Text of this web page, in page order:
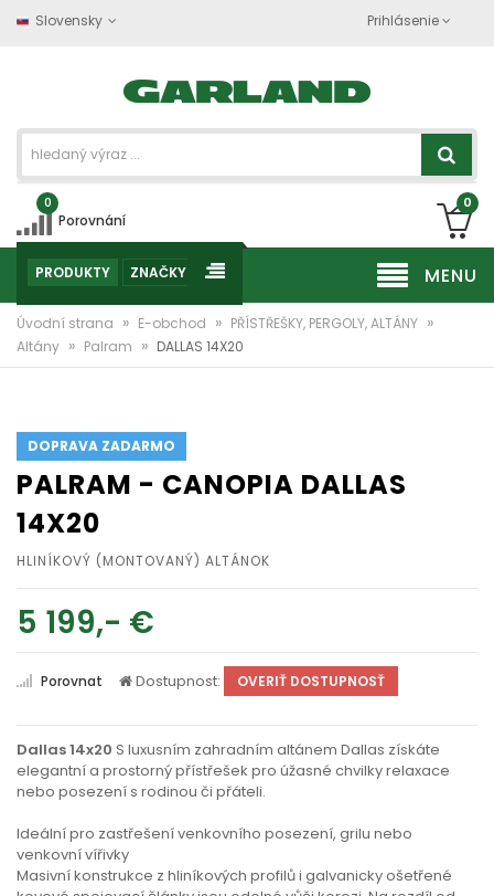
Slovensky Prihlásenie
0
Porovnání
0
MENU
PRODUKTY ZNAČKY
Úvodní strana » E-obchod » PŘÍSTŘEŠKY, PERGOLY, ALTÁNY »
Altány » Palram » DALLAS 14X20
DOPRAVA ZADARMO
PALRAM - CANOPIA DALLAS
14X20
HLINÍKOVÝ (MONTOVANÝ) ALTÁNOK
5 199,- €
Porovnat Dostupnost: OVERIŤ DOSTUPNOSŤ
Dallas 14x20 S luxusním zahradním altánem Dallas získáte
elegantní a prostorný přístřešek pro úžasné chvilky relaxace
nebo posezení s rodinou či přáteli.
Ideální pro zastřešení venkovního posezení, grilu nebo
venkovní vířivky
Masivní konstrukce z hliníkových profilů i galvanicky ošetřené